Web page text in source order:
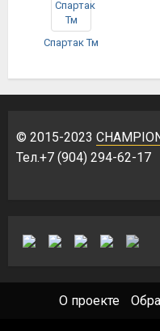
Спартак Тм
© 2015-2023
Тел.+7 (904) 294-62-17
О проекте